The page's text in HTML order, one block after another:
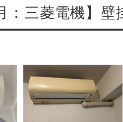
：三菱電機】